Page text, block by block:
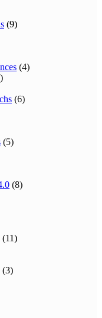
(9)
(4)
(6)
(5)
(8)
(11)
(3)